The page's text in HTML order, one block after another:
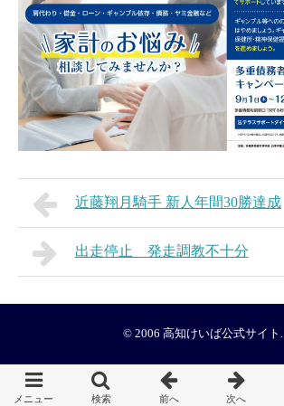
近藤翔月騎手 新人年間30勝達成
出走停止 発走調教不十分
© 2006 高知けいば公式サイト .